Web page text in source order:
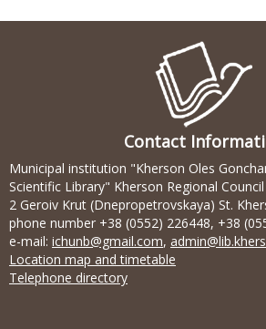
Contact
Municipal institution "Kherson Oles
Scientific Library" Kherson Regional Council
2 Geroiv Krut (Dnepropetrovskaya) St.
phone number +38 (0552) 226448, +38
e-mail: ichunb@gmail.com,
Location map and timetable
Telephone directory